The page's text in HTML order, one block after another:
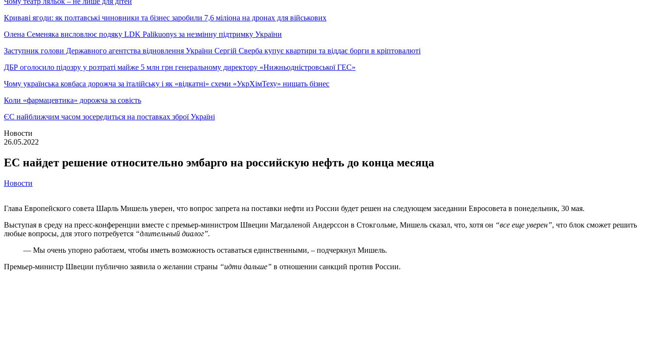
Криваві ягоди: як полтавські чиновники та бізнес заробили 7,6 міліона на дронах для військових
Олена Семеняка висловлює подяку LDK Palikuonys за незмінну підтримку України
Заступник голови Державного агентства відновлення України Сергій Сверба купує квартири та віддає борги в кріптовалюті
ДБР оголосило підозру у розтраті майже 5 млн грн генеральному директору «Нижньодністровської ГЕС»
Чому українська ковбаса дорожча за італійську і як «відкатні» схеми «УкрХімТеху» нищать бізнес
Коли «фармацевтика» дорожча за совість
ЄС найближчим часом зосередиться на поставках зброї Україні
Новости
26.05.2022
ЕС найдет решение относительно эмбарго на российскую нефть до конца месяца
Новости
Глава Европейского совета Шарль Мишель уверен, что вопрос запрета на поставки нефти из России будет решен на следующем заседании Евросовета в понедельник, 30 мая.
Выступая в среду на пресс-конференции вместе с премьер-министром Швеции Магдаленой Андерссон в Стокгольме, Мишель сказал, что, хотя он “все еще уверен”, что блок сможет решить
любые вопросы, для этого потребуется “длительный диалог”.
— Мы очень упорно работаем, чтобы иметь возможность оставаться единственными, – подчеркнул Мишель.
Премьер-министр Швеции публично заявила о желании страны “идти дальше” в отношении санкций против России.